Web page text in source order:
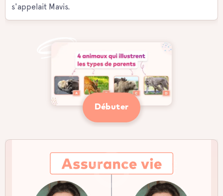
s'appelait Mavis.
Débuter